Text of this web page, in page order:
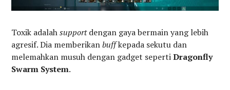
Toxik adalahsupportdengan gaya bermain yang lebih
agresif. Dia memberikanbuffkepada sekutu dan
melemahkan musuh dengan gadget sepertiDragonfly
Swarm System.